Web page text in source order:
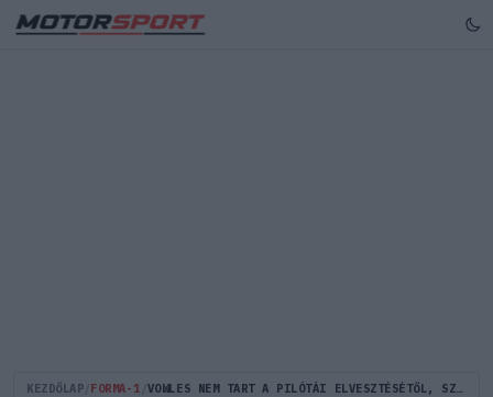
KEZDŐLAP FORMA-1 VOWLES NEM TART A PILÓTÁI ELVESZTÉSÉTŐL, SZERINTE MÁSHOL ÚGYSEM KAPNÁK MEG EZT A SZABADSÁGOT